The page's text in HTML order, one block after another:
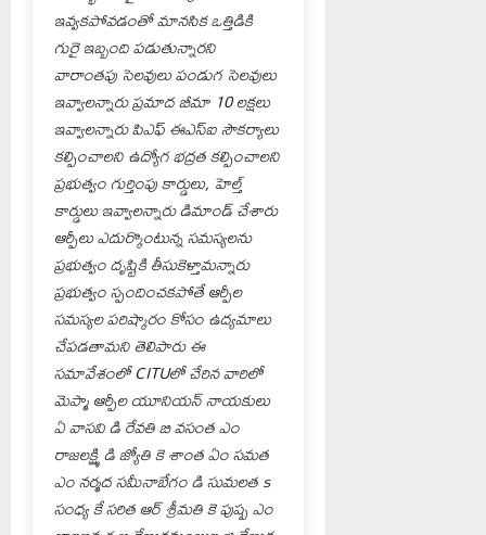
ఇవ్వకపోవడంతో మానసిక ఒత్తిడికి
గురై ఇబ్బంది పడుతున్నారని
వారాంతపు సెలవులు పండుగ సెలవులు
ఇవ్వాలన్నారు ప్రమాద బీమా 10 లక్షలు
ఇవ్వాలన్నారు పిఎఫ్ ఈఎస్ఐ సౌకర్యాలు
కల్పించాలని ఉద్యోగ భద్రత కల్పించాలని
ప్రభుత్వం గుర్తింపు కార్డులు, హెల్త్
కార్డులు ఇవ్వాలన్నారు డిమాండ్ చేశారు
ఆర్పీలు ఎదుర్కొంటున్న సమస్యలను
ప్రభుత్వం దృష్టికి తీసుకెళ్తామన్నారు
ప్రభుత్వం స్పందించకపోతే ఆర్పీల
సమస్యల పరిష్కారం కోసం ఉద్యమాలు
చేపడతామని తెలిపారు ఈ
సమావేశంలో CITUలో చేరిన వారిలో
మెప్మా ఆర్పీల యూనియన్ నాయకులు
ఏ వాసవి డి రేవతి బి వసంత ఎం
రాజలక్ష్మి డి జ్యోతి కె శాంత ఏం సమత
ఎం నర్మద సమీనాబేగం డి సుమలత s
సంధ్య కే సరిత ఆర్ శ్రీమతి కె పుష్ప ఎం